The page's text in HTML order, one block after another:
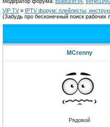
ViP TV » IPTV форум: плейлисты,
(Забудь про бесконечный поиск рабочих
MCrenny
Рядовой